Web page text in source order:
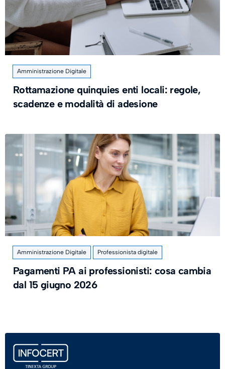
Amministrazione Digitale
Rottamazione quinquies enti locali: regole,
scadenze e modalità di adesione
Amministrazione Digitale Professionista digitale
Pagamenti PA ai professionisti: cosa cambia
dal 15 giugno 2026